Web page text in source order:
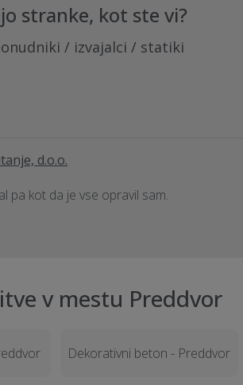
stranke, kot ste vi?
/ izvajalci / statiki
d.o.o.
pa kot da je vse opravil sam.
v mestu Preddvor
Dekorativni beton - Preddvor